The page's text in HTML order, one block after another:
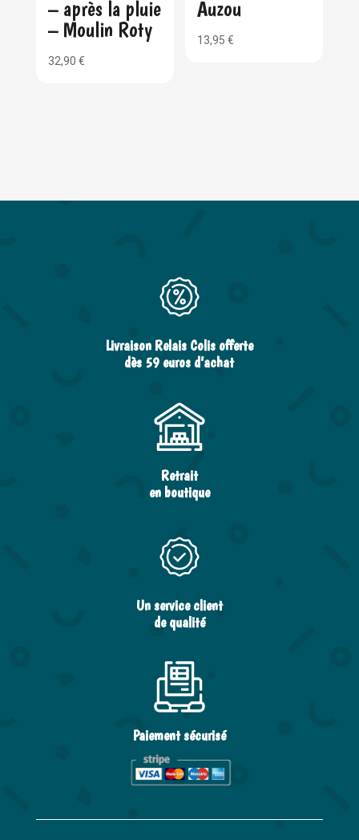
– après la pluie
– Moulin Roty
32,90 €
Auzou
13,95€
Livraison Relais Colis offerte
dès 59 euros d’achat
Retrait
en boutique
Un service client
de qualité
Paiement sécurisé